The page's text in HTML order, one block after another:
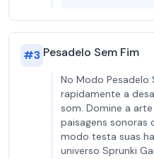
#3 Pesadelo Sem Fim
No Modo Pesadelo
rapidamente a
som. Domine a
paisagens sonoras
modo testa suas
universo Sprunki